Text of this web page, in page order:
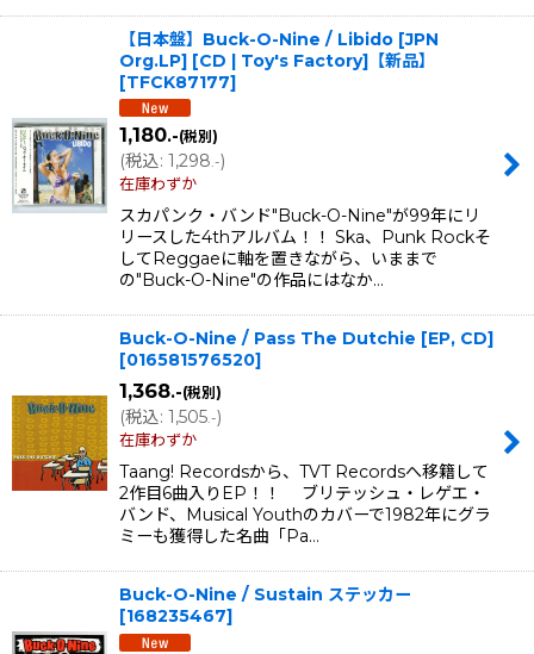
【日本盤】Buck-O-Nine / Libido [JPN
Org.LP] [CD | Toy's Factory]【新品】
[TFCK87177]
1,180.-(税別)
(税込: 1,298.-)
在庫わずか
スカパンク・バンド"Buck-O-Nine"が99年にリ
リースした4thアルバム！！ Ska、Punk Rockそ
してReggaeに軸を置きながら、いままで
の"Buck-O-Nine"の作品にはなか…
Buck-O-Nine / Pass The Dutchie [EP, CD]
[016581576520]
1,368.-(税別)
(税込: 1,505.-)
在庫わずか
Taang! Recordsから、TVT Recordsへ移籍して
2作目6曲入りEP！！ ブリテッシュ・レゲエ・
バンド、Musical Youthのカバーで1982年にグラ
ミーも獲得した名曲「Pa…
Buck-O-Nine / Sustain ステッカー
[168235467]